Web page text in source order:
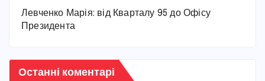
Левченко Марія: від Кварталу 95 до Офісу
Президента
Останні коментарі